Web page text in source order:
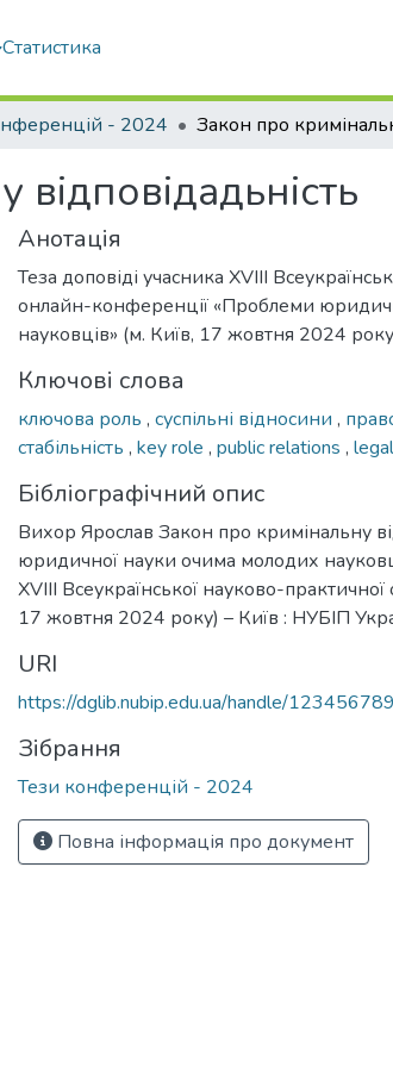
Статистика
- 2024
Анотація
Теза доповіді учасника XVIII
онлайн-конференції «Проблеми
науковців» (м. Київ, 17 жовтня 2024
Ключові слова
ключова роль , суспільні відносини ,
стабільність , key role , public relations ,
Бібліографічний опис
Вихор Ярослав Закон про кримінальну
юридичної науки очима молодих
XVIII Всеукраїнської науково-
17 жовтня 2024 року) – Київ : НУБІП
URI
https://dglib.nubip.edu.ua/handle/
Зібрання
Тези конференцій - 2024
Повна інформація про документ